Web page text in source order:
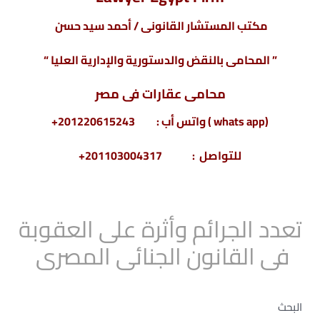
مكتب المستشار القانونى / أحمد سيد حسن
” المحامى بالنقض والدستورية والإدارية العليا “
محامى عقارات فى مصر
(whats app ) واتس أب : 201220615243+
للتواصل : 201103004317+
تعدد الجرائم وأثرة على العقوبة
فى القانون الجنائى المصرى
البحث